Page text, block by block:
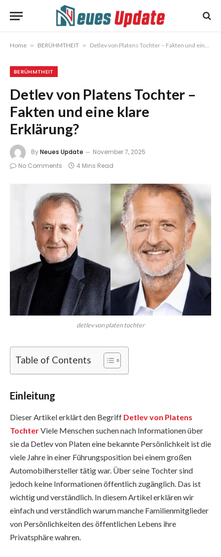
Home » BERÜHMTHEIT » Detlev von Platens Tochter – Fakten und eine klare Erklärung?
BERÜHMTHEIT
Detlev von Platens Tochter –
Fakten und eine klare
Erklärung?
ByNeues Update
November 7, 2025
No Comments
4 Mins Read
detlev von platen tochter
Table of Contents
Einleitung
Dieser Artikel erklärt den Begriff Detlev von Platens
TochterViele Menschen suchen nach Informationen über
sie da Detlev von Platen eine bekannte Persönlichkeit ist die
viele Jahre in einer Führungsposition bei einem großen
Automobilhersteller tätig war. Über seine Tochter sind
jedoch keine Informationen öffentlich zugänglich. Das ist
wichtig und verständlich. In diesem Artikel erklären wir
einfach und verständlich warum manche Familienmitglieder
von Persönlichkeiten des öffentlichen Lebens ihre
Privatsphäre wahren.